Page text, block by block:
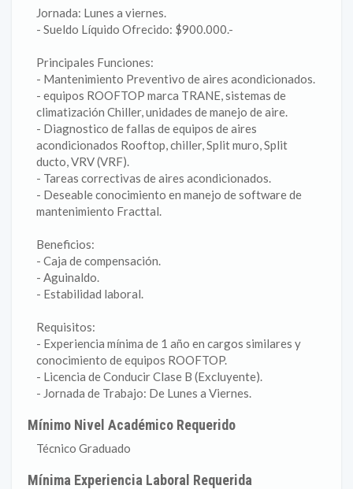
Jornada: Lunes a viernes.
- Sueldo Líquido Ofrecido: $900.000.-
Principales Funciones:
- Mantenimiento Preventivo de aires acondicionados.
- equipos ROOFTOP marca TRANE, sistemas de
climatización Chiller, unidades de manejo de aire.
- Diagnostico de fallas de equipos de aires
acondicionados Rooftop, chiller, Split muro, Split
ducto, VRV (VRF).
- Tareas correctivas de aires acondicionados.
- Deseable conocimiento en manejo de software de
mantenimiento Fracttal.
Beneficios:
- Caja de compensación.
- Aguinaldo.
- Estabilidad laboral.
Requisitos:
- Experiencia mínima de 1 año en cargos similares y
conocimiento de equipos ROOFTOP.
- Licencia de Conducir Clase B (Excluyente).
- Jornada de Trabajo: De Lunes a Viernes.
Mínimo Nivel Académico Requerido
Técnico Graduado
Mínima Experiencia Laboral Requerida